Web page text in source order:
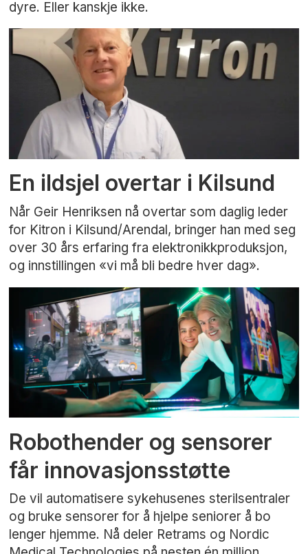
dyre. Eller kanskje ikke.
En ildsjel overtar i Kilsund
Når Geir Henriksen nå overtar som daglig leder
for Kitron i Kilsund/Arendal, bringer han med seg
over 30 års erfaring fra elektronikkproduksjon,
og innstillingen «vi må bli bedre hver dag».
Robothender og sensorer
får innovasjonsstøtte
De vil automatisere sykehusenes sterilsentraler
og bruke sensorer for å hjelpe seniorer å bo
lenger hjemme. Nå deler Retrams og Nordic